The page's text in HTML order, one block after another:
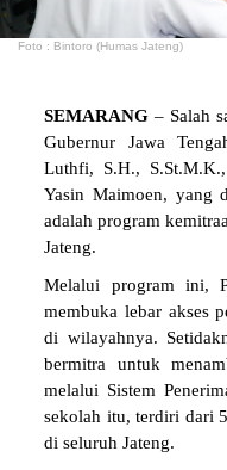
Foto : Bintoro (Humas Jateng)
SEMARANG– Salah
Gubernur Jawa
Luthfi, S.H.,
Yasin Maimoen, yang
adalah program
Jateng.
Melalui program ini,
membuka lebar akses
di wilayahnya.
bermitra untuk
melalui Sistem
sekolah itu, terdiri dari
di seluruh Jateng.